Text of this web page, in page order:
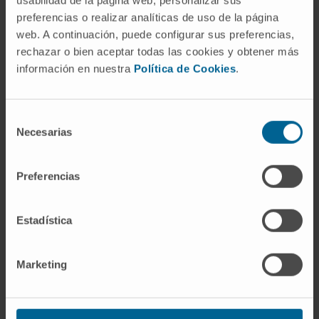
preferencias o realizar analíticas de uso de la página
web. A continuación, puede configurar sus preferencias,
rechazar o bien aceptar todas las cookies y obtener más
información en nuestra Política de Cookies.
Necesarias
Preferencias
Estadística
Marketing
Paseos en catamarán como agradecimiento
yates.
Melbourne destacarías como
desarrollo como psiquiatra?
En Australia dan mucha importancia a la
investigación, lo que me ha aportado una nueva